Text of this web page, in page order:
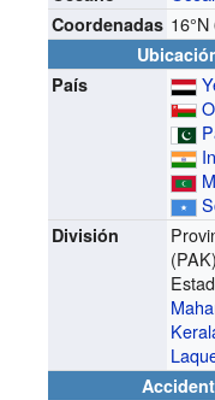
Coordenadas 16°N
País
División
(PAK)